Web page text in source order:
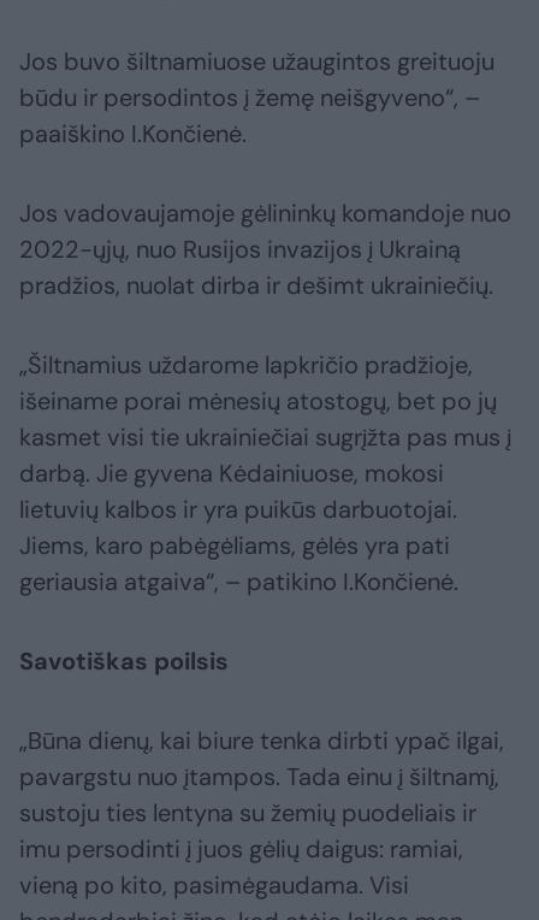
Jos buvo šiltnamiuose užaugintos greituoju
būdu ir persodintos į žemę neišgyveno“, –
paaiškino I.Končienė.
Jos vadovaujamoje gėlininkų komandoje nuo
2022-ųjų, nuo Rusijos invazijos į Ukrainą
pradžios, nuolat dirba ir dešimt ukrainiečių.
„Šiltnamius uždarome lapkričio pradžioje,
išeiname porai mėnesių atostogų, bet po jų
kasmet visi tie ukrainiečiai sugrįžta pas mus į
darbą. Jie gyvena Kėdainiuose, mokosi
lietuvių kalbos ir yra puikūs darbuotojai.
Jiems, karo pabėgėliams, gėlės yra pati
geriausia atgaiva“, – patikino I.Končienė.
Savotiškas poilsis
„Būna dienų, kai biure tenka dirbti ypač ilgai,
pavargstu nuo įtampos. Tada einu į šiltnamį,
sustoju ties lentyna su žemių puodeliais ir
imu persodinti į juos gėlių daigus: ramiai,
vieną po kito, pasimėgaudama. Visi